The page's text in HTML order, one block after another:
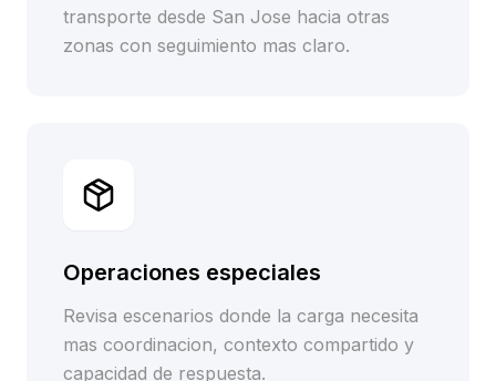
transporte desde San Jose hacia otras
zonas con seguimiento mas claro.
Operaciones especiales
Revisa escenarios donde la carga necesita
mas coordinacion, contexto compartido y
capacidad de respuesta.